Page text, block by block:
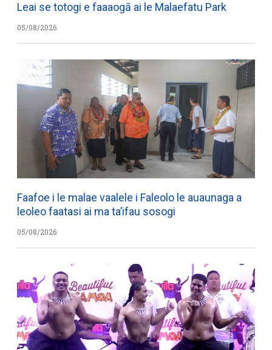
Leai se totogi e faaaogā ai le Malaefatu Park
05/08/2026
Faafoe i le malae vaalele i Faleolo le auaunaga a
leoleo faatasi ai ma ta’ifau sosogi
05/08/2026